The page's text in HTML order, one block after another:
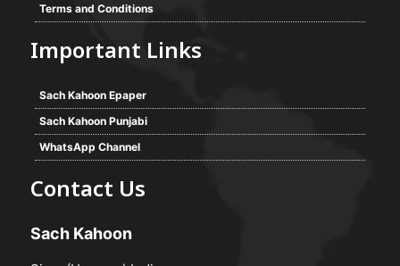
Terms and Conditions
Important Links
Sach Kahoon Epaper
Sach Kahoon Punjabi
WhatsApp Channel
Contact Us
Sach Kahoon